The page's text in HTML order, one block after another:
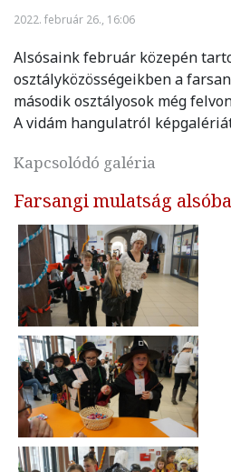
2022. február 26., 16:06
Alsósaink február közepén
osztályközösségeikben a
második osztályosok még
A vidám hangulatról
Kapcsolódó galéria
Farsangi mulatság